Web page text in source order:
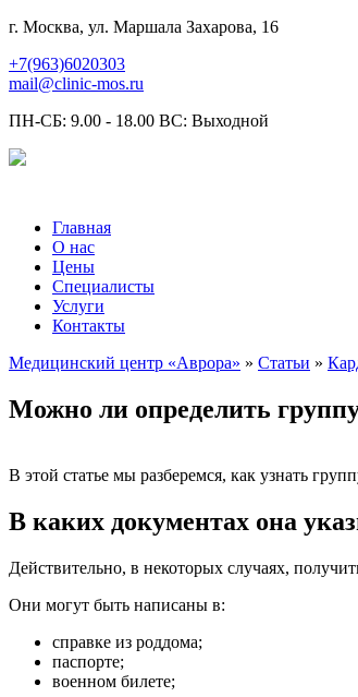
г. Москва, ул. Маршала Захарова, 16
+7(963)6020303
mail@clinic-mos.ru
ПН-СБ: 9.00 - 18.00 ВС: Выходной
Главная
О нас
Цены
Специалисты
Услуги
Контакты
Медицинский центр «Аврора» » Статьи »
Можно ли определить
В этой статье мы разберемся, как узнать
В каких документах она
Действительно, в некоторых случаях,
Они могут быть написаны в:
справке из роддома;
паспорте;
военном билете;